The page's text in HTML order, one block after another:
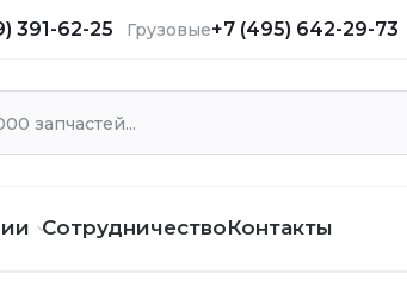
391-62-25 Грузовые+7 (495) 642-29-73
СотрудничествоКонтакты